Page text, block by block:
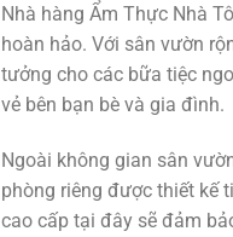
Nhà hàng Ẩm Thực Nhà
hoàn hảo. Với sân vườn
tưởng cho các bữa tiệc
vẻ bên bạn bè và gia đình.
Ngoài không gian sân
phòng riêng được thiết kế
cao cấp tại đây sẽ đảm